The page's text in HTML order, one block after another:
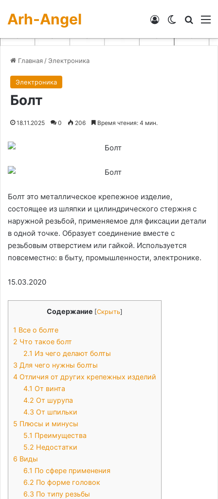
Arh-Angel Switch skin
Войти
Главная / Электроника
Электроника
Болт
18.11.2025 0 206 Время чтения: 4 мин.
Болт это металлическое крепежное изделие,
состоящее из шляпки и цилиндрического стержня с
наружной резьбой, применяемое для фиксации детали
в одной точке. Образует соединение вместе с
резьбовым отверстием или гайкой. Используется
повсеместно: в быту, промышленности, электронике.
15.03.2020
Содержание [Скрыть]
1 Все о болте
2 Что такое болт
2.1 Из чего делают болты
3 Для чего нужны болты
4 Отличия от других крепежных изделий
4.1 От винта
4.2 От шурупа
4.3 От шпильки
5 Плюсы и минусы
5.1 Преимущества
5.2 Недостатки
6 Виды
6.1 По сфере применения
6.2 По форме головок
6.3 По типу резьбы